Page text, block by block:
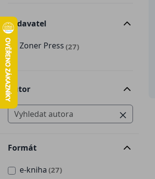
Vydavatel
Zoner Press (27)
Autor
Formát
e-kniha (27)